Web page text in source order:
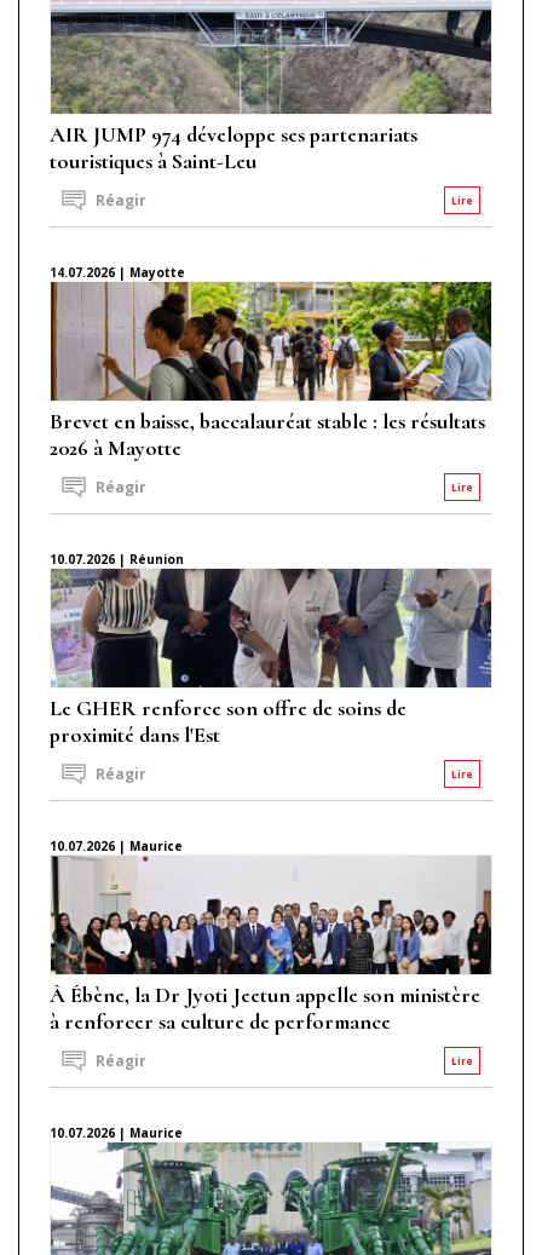
AIR JUMP 974 développe ses partenariats
touristiques à Saint-Leu
Lire
Réagir
14.07.2026 | Mayotte
Brevet en baisse, baccalauréat stable : les résultats
2026 à Mayotte
Lire
Réagir
10.07.2026 | Réunion
Le GHER renforce son offre de soins de
proximité dans l'Est
Lire
Réagir
10.07.2026 | Maurice
À Ébène, la Dr Jyoti Jeetun appelle son ministère
à renforcer sa culture de performance
Lire
Réagir
10.07.2026 | Maurice